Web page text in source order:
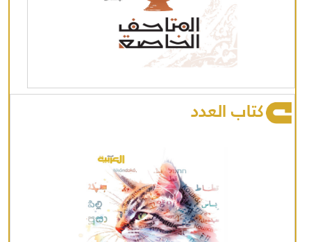
كتاب العدد